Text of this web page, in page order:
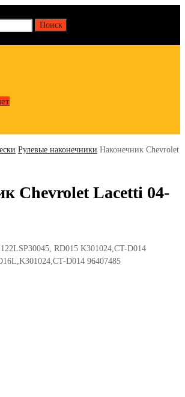
Поиск
Рулевые наконечники Наконечник Chevrolet
Chevrolet Lacetti 04-
RD015 K301024,CT-D014
D014 96407485